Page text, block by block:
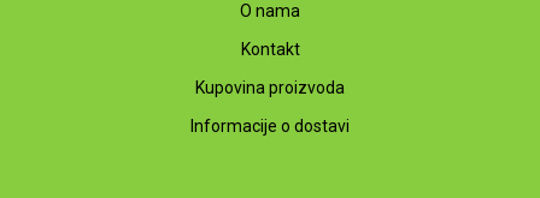
O nama
Kontakt
Kupovina proizvoda
Informacije o dostavi